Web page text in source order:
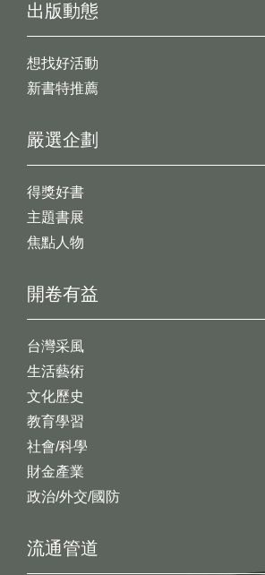
出版動態
想找好活動
新書特推薦
開卷有益
台灣采風
生活藝術
文化歷史
教育學習
社會/科學
財金產業
政治/外交/國防
嚴選企劃
得獎好書
主題書展
焦點人物
流通管道